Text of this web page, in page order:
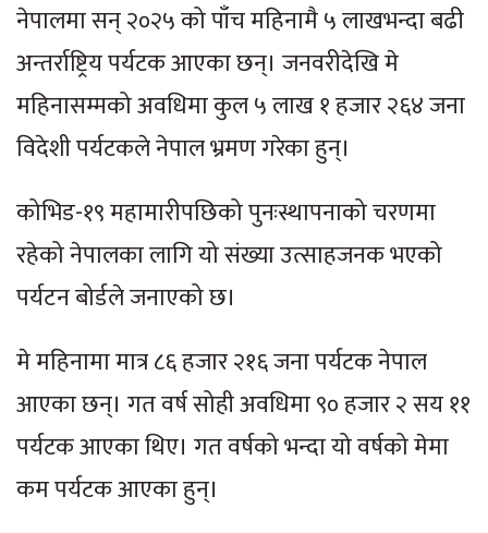
नेपालमा सन् २०२५ को पाँच महिनामै ५ लाखभन्दा बढी
अन्तर्राष्ट्रिय पर्यटक आएका छन्। जनवरीदेखि मे
महिनासम्मको अवधिमा कुल ५ लाख १ हजार २६४ जना
विदेशी पर्यटकले नेपाल भ्रमण गरेका हुन्।
कोभिड-१९ महामारीपछिको पुनःस्थापनाको चरणमा
रहेको नेपालका लागि यो संख्या उत्साहजनक भएको
पर्यटन बोर्डले जनाएको छ।
मे महिनामा मात्र ८६ हजार २१६ जना पर्यटक नेपाल
आएका छन्। गत वर्ष सोही अवधिमा ९० हजार २ सय ११
पर्यटक आएका थिए। गत वर्षको भन्दा यो वर्षको मेमा
कम पर्यटक आएका हुन्।